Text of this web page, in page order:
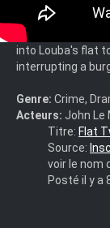
Bernard Archard,
owner
into Louba's flat
interrupting a
Genre: Crime,
Acteurs: John Le
(Untouched)
Titre: Flat
Source:
voir le nom
Posté il y a